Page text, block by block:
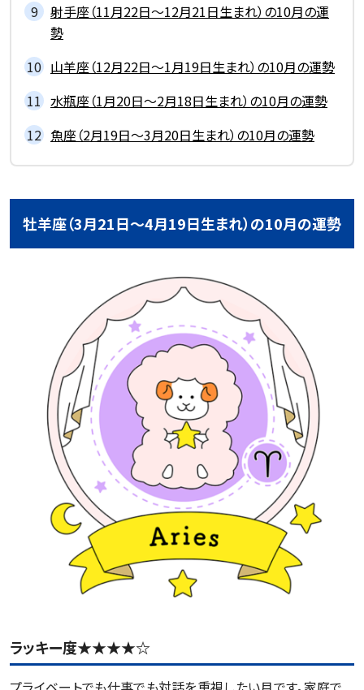
射手座（11月22日～12月21日生まれ）の10月の運
勢
山羊座（12月22日～1月19日生まれ）の10月の運勢
水瓶座（1月20日～2月18日生まれ）の10月の運勢
魚座（2月19日～3月20日生まれ）の10月の運勢
牡羊座（3月21日～4月19日生まれ）の10月の運勢
ラッキー度★★★★☆